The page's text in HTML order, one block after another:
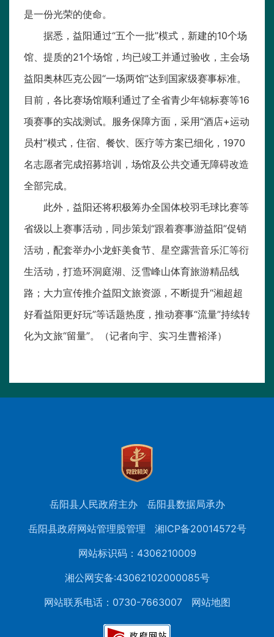
是一份光荣的使命。
据悉，益阳通过“五个一批”模式，新建的10个场
馆、提质的21个场馆，均已竣工并通过验收，主会场
益阳奥林匹克公园“一场两馆”达到国家级赛事标准。
目前，各比赛场馆顺利通过了全省青少年锦标赛等16
项赛事的实战测试。服务保障方面，采用“酒店+运动
员村”模式，住宿、餐饮、医疗等方案已细化，1970
名志愿者完成招募培训，场馆及公共交通无障碍改造
全部完成。
此外，益阳还将积极筹办全国体校羽毛球比赛等
省级以上赛事活动，同步策划“跟着赛事游益阳”促销
活动，配套举办小龙虾美食节、星空露营音乐汇等衍
生活动，打造环洞庭湖、泛雪峰山体育旅游精品线
路；大力宣传推介益阳文旅资源，不断提升“湘超超
好看益阳更好玩”等话题热度，推动赛事“流量”持续转
化为文旅“留量”。（记者向宇、实习生曹裕泽）
岳阳县人民政府主办
岳阳县数据局承办
岳阳县政府网站管理股管理
湘ICP备20014572号
网站标识码：4306210009
湘公网安备:43062102000085号
网站联系电话：0730-7663007
网站地图